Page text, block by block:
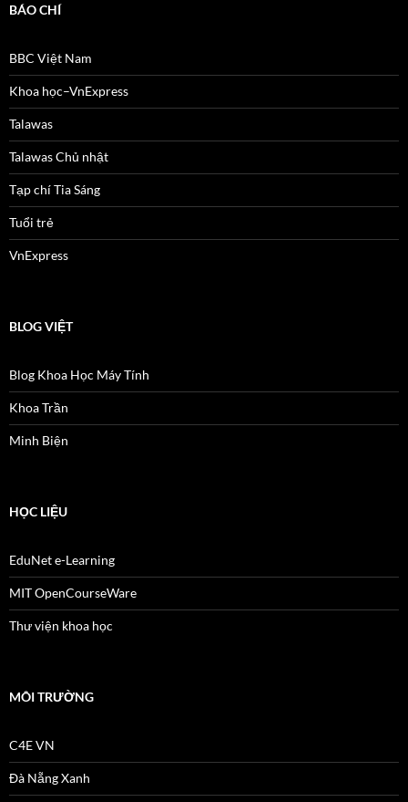
BÁO CHÍ
BBC Việt Nam
Khoa học–VnExpress
Talawas
Talawas Chủ nhật
Tạp chí Tia Sáng
Tuổi trẻ
VnExpress
BLOG VIỆT
Blog Khoa Học Máy Tính
Khoa Trần
Minh Biện
HỌC LIỆU
EduNet e-Learning
MIT OpenCourseWare
Thư viện khoa học
MÔI TRƯỜNG
C4E VN
Đà Nẵng Xanh